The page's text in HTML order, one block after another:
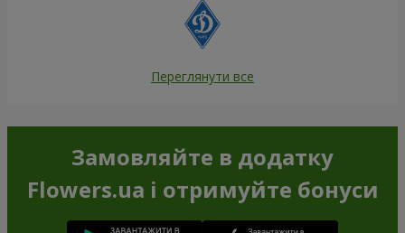
Переглянути все
Замовляйте в додатку
Flowers.ua і отримуйте бонуси